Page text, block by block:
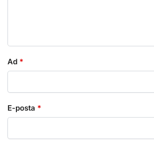
Ad *
E-posta *